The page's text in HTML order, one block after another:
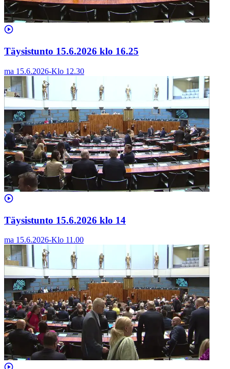
Täysistunto 15.6.2026 klo 16.25
ma 15.6.2026-Klo 12.30
Täysistunto 15.6.2026 klo 14
ma 15.6.2026-Klo 11.00